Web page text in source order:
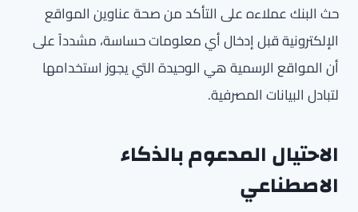
حث البنك عملاءه على التأكد من صحة عناوين المواقع
الإلكترونية قبل إدخال أي معلومات حساسة، مشدداً على
أن المواقع الرسمية هي الوحيدة التي يجوز استخدامها
لتبادل البيانات المصرفية.
الاحتيال المدعوم بالذكاء
الاصطناعي